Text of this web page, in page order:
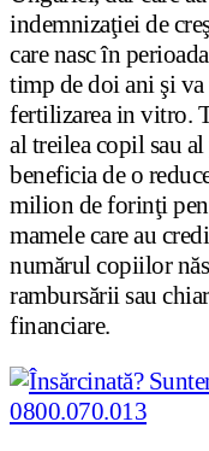
indemnizaţiei de
care nasc în
timp de doi ani şi
fertilizarea in vitro.
al treilea copil sau
beneficia de o
milion de forinţi
mamele care au
numărul copiilor
rambursării sau
financiare.